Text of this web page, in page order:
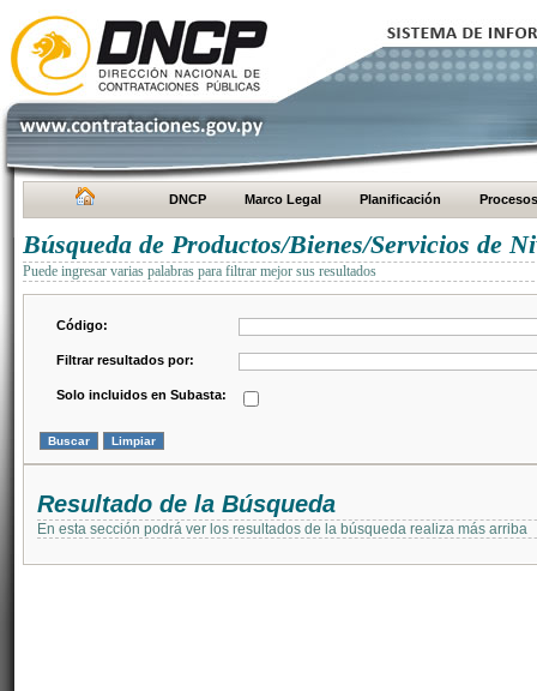
DNCP Marco Legal Planificación Procesos
Búsqueda de Productos/Bienes/Servicios de
Puede ingresar varias palabras para filtrar mejor sus resultados
Código:
Filtrar resultados por:
Solo incluidos en Subasta:
Resultado de la Búsqueda
En esta sección podrá ver los resultados de la búsqueda realiza más arriba